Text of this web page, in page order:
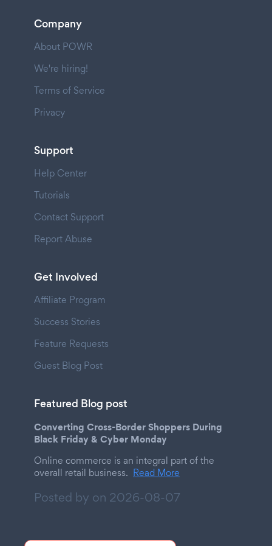
Company
About POWR
We're hiring!
Terms of Service
Privacy
Support
Help Center
Tutorials
Contact Support
Report Abuse
Get Involved
Affiliate Program
Success Stories
Feature Requests
Guest Blog Post
Featured Blog post
Converting Cross-Border Shoppers During
Black Friday & Cyber Monday
Online commerce is an integral part of the
overall retail business. Read More
Posted by on 2026-08-07